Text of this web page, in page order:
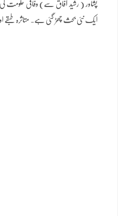
پشاور ( رشید آفاق سے) وفاقی حکومت
ایک نئی بحث چھڑ گئی ہے۔ متاثرہ